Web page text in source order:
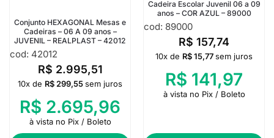
Conjunto HEXAGONAL Mesas e
Cadeiras – 06 A 09 anos –
JUVENIL – REALPLAST – 42012
cod: 42012
R$ 2.995,51
10x de R$ 299,55sem juros
R$ 2.695,96
à vista no Pix / Boleto
Cadeira Escolar Juvenil 06 a 09
anos – COR AZUL – 89000
cod: 89000
R$ 157,74
10x de R$15,77sem juros
R$ 141,97
à vista no Pix / Boleto